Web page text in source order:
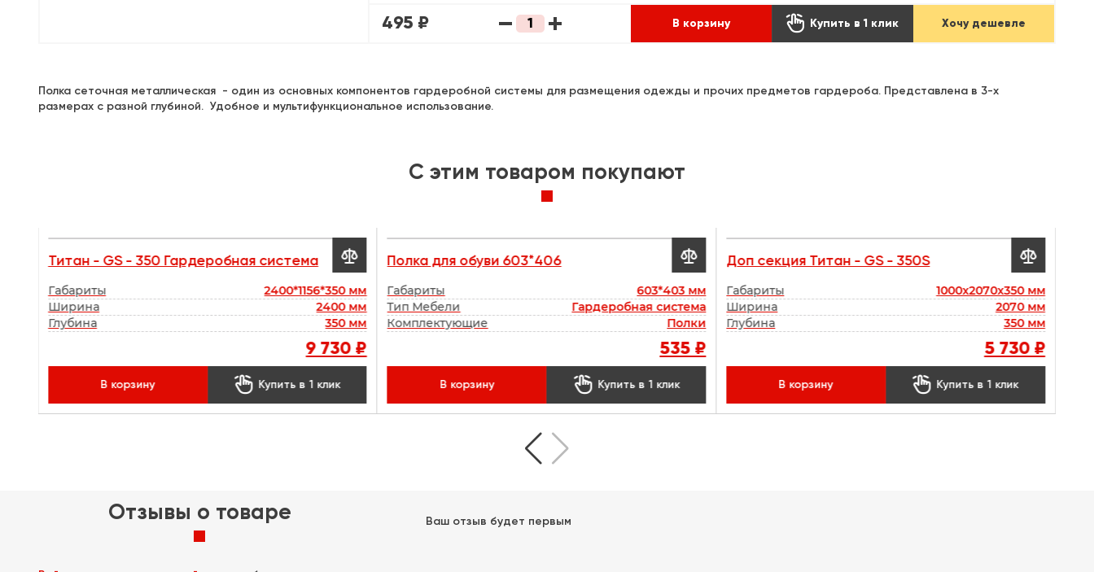
495 ₽ В корзину  Купить в 1 клик Хочу дешевле
Полка сеточная металлическая - один из основных компонентов гардеробной системы для размещения одежды и прочих предметов гардероба. Представлена в 3-х
размерах с разной глубиной. Удобное и мультифункциональное использование.
C этим товаром покупают
Титан - GS - 350 Гардеробная система
Габариты
2400*1156*350 мм
Ширина
2400 мм
Глубина
350 мм
9 730 ₽
В корзину  Купить в 1 клик
 Полка для обуви 603*406
Габариты
603*403 мм
Тип Мебели
Гардеробная система
Комплектующие
Полки
535 ₽
В корзину  Купить в 1 клик
 Доп секция Титан - GS - 350S
Габариты
1000x2070x350 мм
Ширина
2070 мм
Глубина
350 мм
5 730 ₽
В корзину  Купить в 1 клик

Отзывы о товаре Ваш отзыв будет первым